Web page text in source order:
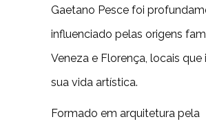
Gaetano Pesce foi
influenciado pelas origens
Veneza e Florença, locais que
sua vida artística.
Formado em arquitetura pela